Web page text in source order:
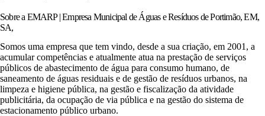
Sobre a EMARP | Empresa Municipal de Águas e Resíduos de Portimão, EM,
SA,
Somos uma empresa que tem vindo, desde a sua criação, em 2001, a
acumular competências e atualmente atua na prestação de serviços
públicos de abastecimento de água para consumo humano, de
saneamento de águas residuais e de gestão de resíduos urbanos, na
limpeza e higiene pública, na gestão e fiscalização da atividade
publicitária, da ocupação de via pública e na gestão do sistema de
estacionamento público urbano.